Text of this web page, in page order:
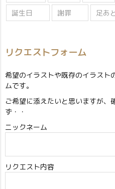
誕生日
謝罪 足あ
リクエストフォーム
希望のイラストや既存のイラスト
ムです。
ご希望に添えたいと思いますが、
ず・・
ニックネーム
リクエスト内容